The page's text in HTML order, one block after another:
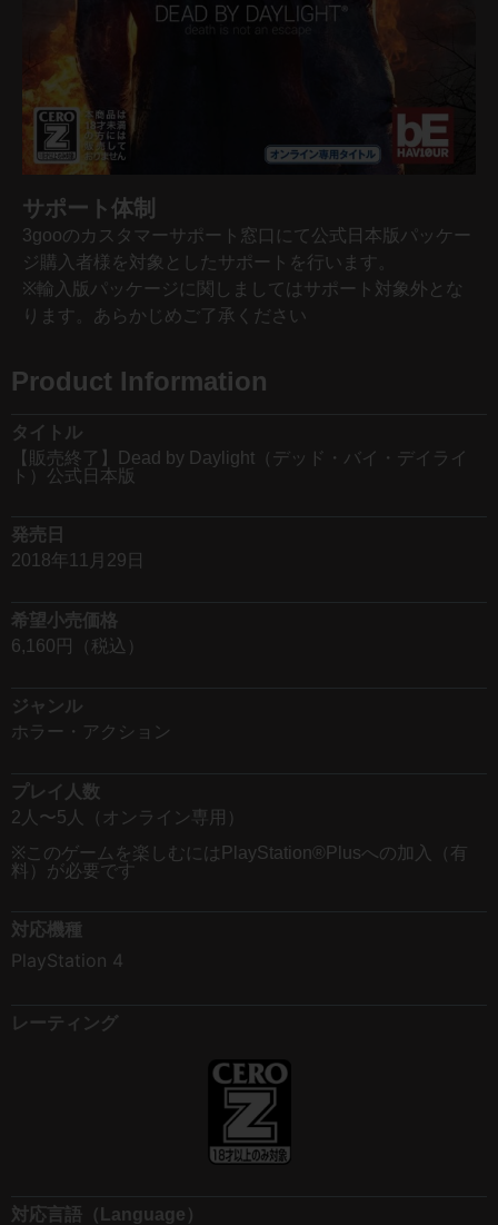
Product Information
タイトル
【販売終了】Dead by Daylight（デッド・バイ・デイライ
ト）公式日本版
発売日
2018年11月29日
希望小売価格
6,160円（税込）
ジャンル
ホラー・アクション
プレイ人数
2人〜5人（オンライン専用）
※このゲームを楽しむにはPlayStation®Plusへの加入（有
料）が必要です
対応機種
PlayStation 4
レーティング
対応言語（Language）
サポート体制
3gooのカスタマーサポート窓口にて公式日本版パッケー
ジ購入者様を対象としたサポートを行います。
※輸入版パッケージに関しましてはサポート対象外とな
ります。あらかじめご了承ください